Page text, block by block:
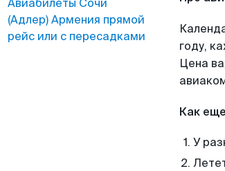
Авиабилеты Сочи
(Адлер) Армения прямой
рейс или с пересадками
году,
Цена
Как
У